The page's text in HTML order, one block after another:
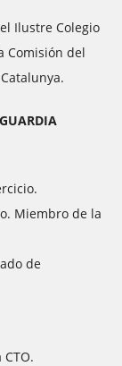
Ilustre Colegio
Comisión del
Miembro de la
de